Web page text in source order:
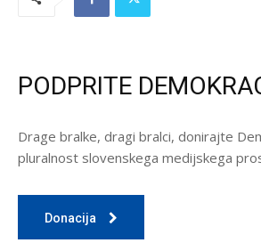
PODPRITE
Drage bralke, dragi bralci, donirajte
pluralnost slovenskega medijskega
Donacija